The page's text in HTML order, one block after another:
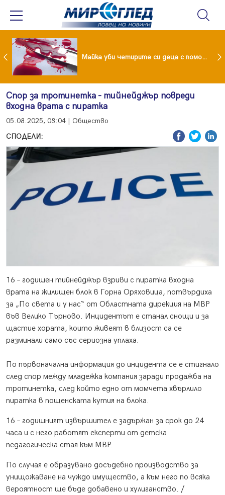
Проф.Кантарджиев: Пазете се от комарите и полово предаваните инфекции Майка уби четирите си деца с помощта на баба им, след което се самоуби
Спор за тротинетка - тийнейджър повреди
входна врата с пиратка
05.08.2025, 08:04 | Общество
СПОДЕЛИ:
16 – годишен тийнейджър взриви с пиратка входна
врата на жилищен блок в Горна Оряховица, потвърдиха
за „По света и у нас“ от Областната дирекция на МВР
във Велико Търново. Инцидентът е станал снощи и за
щастие хората, които живеят в близост са се
разминали само със сериозна уплаха.
По първоначална информация до инцидента се е стигнало
след спор между младежка компания заради продажба на
тротинетка, след който едно от момчета хвърлило
пиратка в пощенската кутия на блока.
16 – годишният извършител е задържан за срок до 24
часа и с него работят експерти от детска
педагогическа стая към МВР.
По случая е образувано досъдебно производство за
унищожаване на чуждо имущество, а към него по всяка
вероятност ще бъде добавено и хулиганство. /